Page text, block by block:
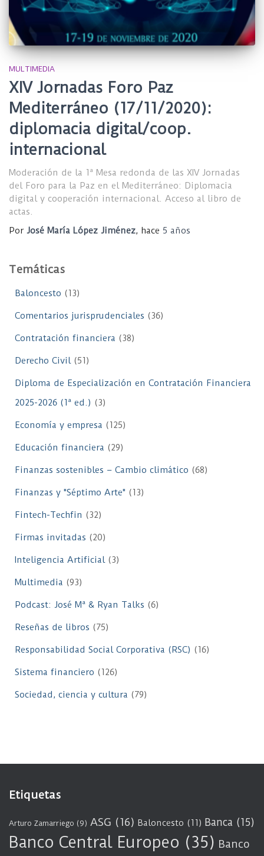
MULTIMEDIA
XIV Jornadas Foro Paz
Mediterráneo (17/11/2020):
diplomacia digital/coop.
internacional
Moderación de la 1ª Mesa redonda de las XIV Jornadas
del Foro para la Paz en el Mediterráneo: Diplomacia
digital y cooperación internacional. Acceso al libro de
actas.
Por José María López Jiménez, hace 5 años
Temáticas
Baloncesto (13)
Comentarios jurisprudenciales (36)
Contratación financiera (38)
Derecho Civil(51)
Diploma de Especialización en Contratación Financiera
2025-2026 (1ª ed.) (3)
Economía y empresa (125)
Educación financiera (29)
Finanzas sostenibles – Cambio climático (68)
Finanzas y "Séptimo Arte" (13)
Fintech-Techfin (32)
Firmas invitadas (20)
Inteligencia Artificial(3)
Multimedia (93)
Podcast: José Mª & Ryan Talks (6)
Reseñas de libros (75)
Responsabilidad Social Corporativa (RSC) (16)
Sistema financiero (126)
Sociedad, ciencia y cultura (79)
Etiquetas
Arturo Zamarriego (9) ASG (16) Baloncesto (11) Banca (15)
Banco Central Europeo (35) Banco